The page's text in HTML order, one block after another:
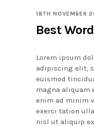
18TH NOVEMBER
Best
Lorem ipsum
adipiscing elit,
euismod
magna aliquam
enim ad minim
exerci tation
nisl ut aliquip